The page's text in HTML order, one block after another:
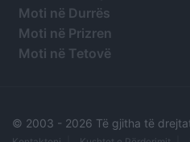
Moti në Durrës
Moti në Prizren
Moti në Tetovë
© 2003 - 2026 Të gjitha të